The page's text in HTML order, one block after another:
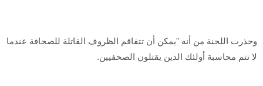
وحذرت اللجنة من أنه "يمكن أن تتفاقم الظروف القاتلة للصحافة عندما
لا تتم محاسبة أولئك الذين يقتلون الصحفيين.